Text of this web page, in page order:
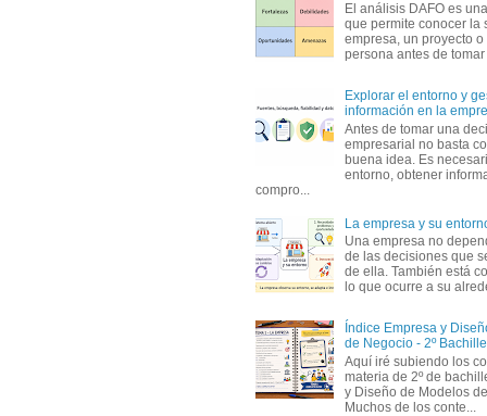
El análisis DAFO es
que permite conocer la
empresa, un proyecto
persona antes de
Explorar el entorno y
información en la
Antes de tomar una
empresarial no basta
buena idea. Es
entorno, obtener
compro...
La empresa y su
Una empresa no
de las decisiones que
de ella. También está
lo que ocurre a su
Índice Empresa y
de Negocio - 2º
Aquí iré subiendo los
materia de 2º de
y Diseño de Modelos
Muchos de los conte...